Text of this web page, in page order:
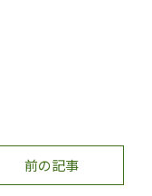
前の記事